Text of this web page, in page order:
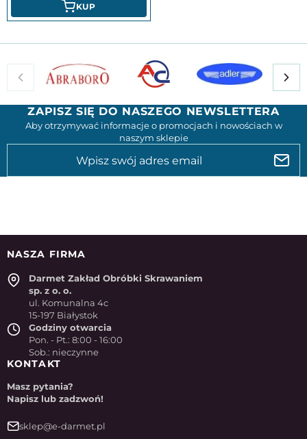
KUP
ZAPISZ SIĘ DO NASZEGO NEWSLETTERA
Aby otrzymywać informacje o promocjach i nowościach w
naszym sklepie
NASZA FIRMA
Darmet Zakład Obróbki Skrawaniem
sp. z o. o.
ul. Komunalna 4c
15-197 Białystok
Godziny otwarcia
Pon. - Pt.: 8:00 - 16:00
Sob.: nieczynne
KONTAKT
Masz pytania?
Napisz lub zadzwoń!
sklep@e-darmet.pl